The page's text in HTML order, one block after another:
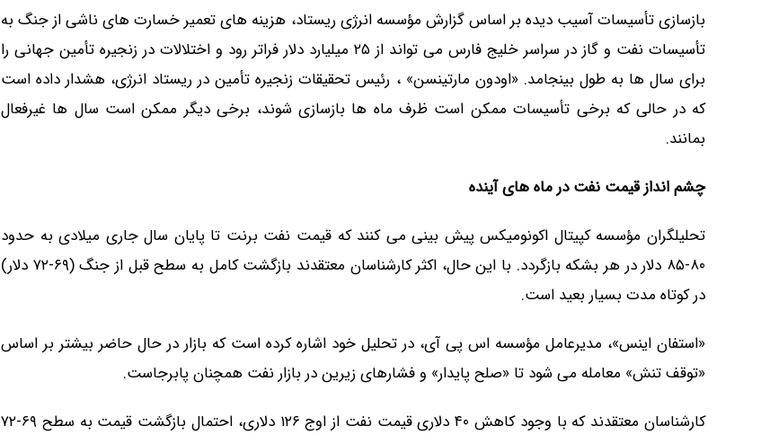
بازسازی تأسیسات آسیب دیده بر اساس گزارش مؤسسه انرژی ریستاد، هزینه های تعمیر خسارت های ناشی از جنگ به
تأسیسات نفت و گاز در سراسر خلیج فارس می تواند از ۲۵ میلیارد دلار فراتر رود و اختلالات در زنجیره تأمین جهانی را
برای سال ها به طول بینجامد. «اودون مارتینسن» ، رئیس تحقیقات زنجیره تأمین در ریستاد انرژی، هشدار داده است
که در حالی که برخی تأسیسات ممکن است ظرف ماه ها بازسازی شوند، برخی دیگر ممکن است سال ها غیرفعال
بمانند.
چشم انداز قیمت نفت در ماه های آینده
تحلیلگران مؤسسه کپیتال اکونومیکس پیش بینی می کنند که قیمت نفت برنت تا پایان سال جاری میلادی به حدود
۸۰-۸۵ دلار در هر بشکه بازگردد. با این حال، اکثر کارشناسان معتقدند بازگشت کامل به سطح قبل از جنگ (۶۹-۷۲ دلار)
در کوتاه مدت بسیار بعید است.
«استفان اینس»، مدیرعامل مؤسسه اس پی آی، در تحلیل خود اشاره کرده است که بازار در حال حاضر بیشتر بر اساس
«توقف تنش» معامله می شود تا «صلح پایدار» و فشارهای زیرین در بازار نفت همچنان پابرجاست.
کارشناسان معتقدند که با وجود کاهش ۴۰ دلاری قیمت نفت از اوج ۱۲۶ دلاری، احتمال بازگشت قیمت به سطح ۶۹-۷۲